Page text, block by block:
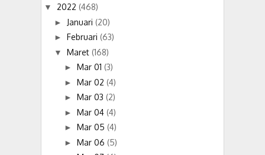
▼ 2022 (468)
► Januari (20)
► Februari (63)
▼ Maret (168)
► Mar 01 (3)
► Mar 02 (4)
► Mar 03 (2)
► Mar 04 (4)
► Mar 05 (4)
► Mar 06 (5)